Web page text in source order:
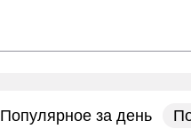
Популярное за день